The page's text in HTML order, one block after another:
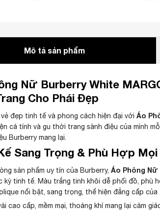
Mô tả sản phẩm
Nữ Burberry White
Cho Phái Đẹp
vẻ đẹp tinh tế và phong cách hiện đại với Áo
cá tính và gu thời trang sành điệu của mình
Burberry mang lại.
Sang Trọng & Phù Hợp Mọi
sản phẩm uy tín của Burberry, Áo Phông Nữ
kỳ tinh tế. Màu trắng tinh khôi dễ phối đồ, phù
nổi bật, sang trọng, thể hiện đẳng cấp
cao cấp, mềm mại, thoáng khí mang lại cảm